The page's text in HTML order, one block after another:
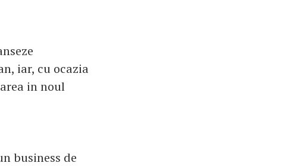
iar, cu ocazia
in noul
business de